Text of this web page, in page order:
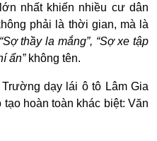
nhất khiến nhiều cư dân
phải là thời gian, mà là
“Sợ thầy la mắng”, “Sợ xe tập
ẩn”không tên.
Trường dạy lái ô tô Lâm Gia
hoàn toàn khác biệt: Văn